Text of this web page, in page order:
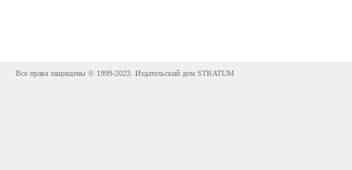
Все права защищены © 1999-2023. Издательский дом STRATUM